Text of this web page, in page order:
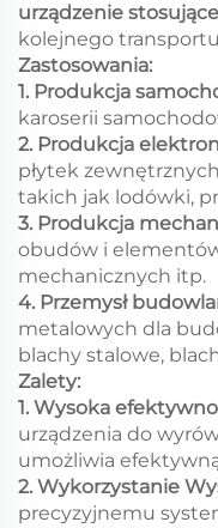
urządzenie
kolejnego
Zastosowania:
1. Produkcja
karoserii
2. Produkcja
płytek
takich jak lodówki,
3. Produkcja
obudów i
mechanicznych itp.
4. Przemysł
metalowych dla
blachy stalowe,
Zalety:
1. Wysoka
urządzenia do
umożliwia
2. Wykorzystanie
precyzyjnemu